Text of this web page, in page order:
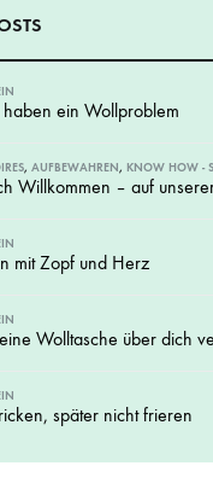
ein Wollproblem
, AUFBEWAHREN, KNOW HOW -
mit Zopf und Herz
Wolltasche über dich
später nicht frieren